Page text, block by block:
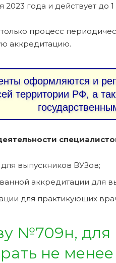
2023 года и действует до
процесс
аккредитацию.
оформляются и
территории РФ, а
выпускников ВУЗов;
аккредитации для
для практикующих
№709н,
не менее